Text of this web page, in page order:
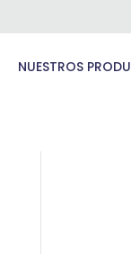
NUESTROS